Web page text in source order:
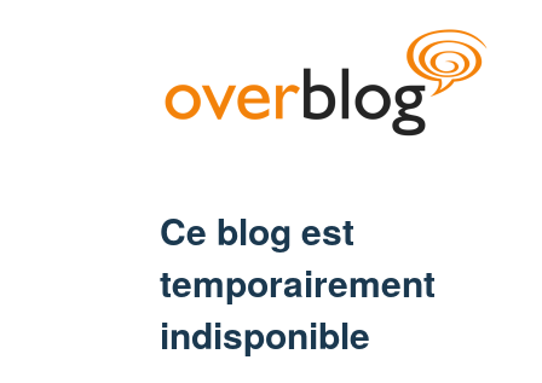
Ce blog est
temporairement
indisponible